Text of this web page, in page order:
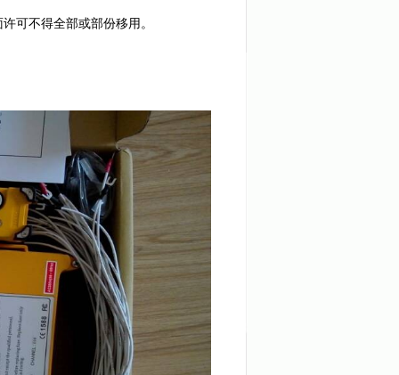
可不得全部或部份移用。